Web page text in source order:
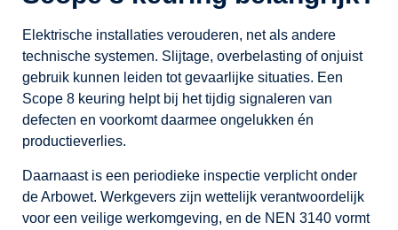
Elektrische installaties verouderen, net als andere
technische systemen. Slijtage, overbelasting of onjuist
gebruik kunnen leiden tot gevaarlijke situaties. Een
Scope 8 keuring helpt bij het tijdig signaleren van
defecten en voorkomt daarmee ongelukken én
productieverlies.
Daarnaast is een periodieke inspectie verplicht onder
de Arbowet. Werkgevers zijn wettelijk verantwoordelijk
voor een veilige werkomgeving, en de NEN 3140 vormt